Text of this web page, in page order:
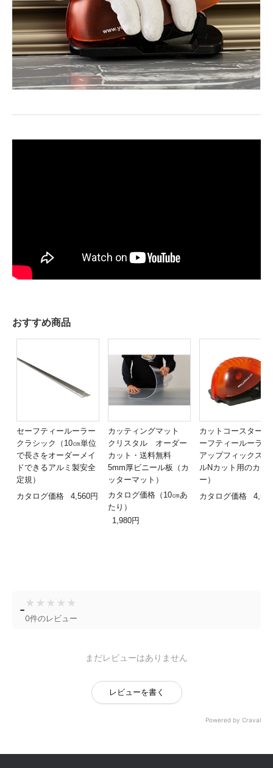
おすすめ商品
セーフティールーラー
クラシック（10㎝単位
で長さをオーダーメイ
ドできるアルミ製安全
定規）
カタログ価格
4,560円
カッティングマット
クリスタル オーダー
カット・送料無料
5mm厚ビニール板（カ
ッターマット）
カタログ価格（10㎝あ
たり）
1,980円
カットコースター（
ーフティールーラー
アップフィックスロ
ルNカット用のカッ
ー）
カタログ価格
- ★ ★ ★ ★ ★
0件のレビュー
まだレビューはありません
レビューを書く
Powered by Craval